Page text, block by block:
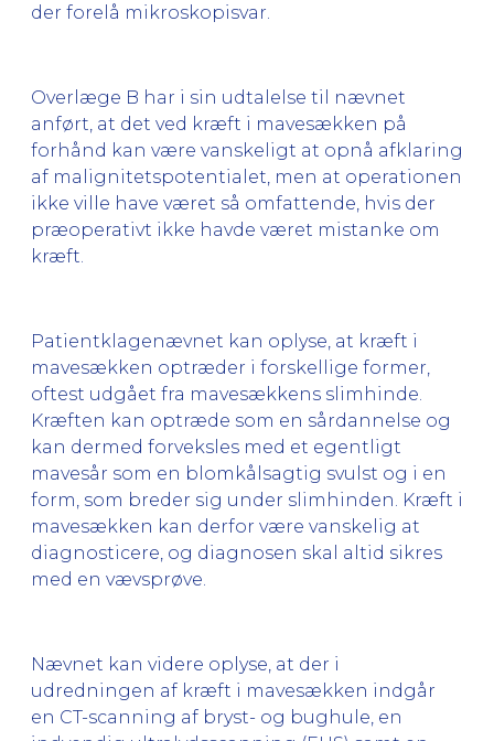
der forelå mikroskopisvar.
Overlæge B har i sin udtalelse til nævnet
anført, at det ved kræft i mavesækken på
forhånd kan være vanskeligt at opnå afklaring
af malignitetspotentialet, men at operationen
ikke ville have været så omfattende, hvis der
præoperativt ikke havde været mistanke om
kræft.
Patientklagenævnet kan oplyse, at kræft i
mavesækken optræder i forskellige former,
oftest udgået fra mavesækkens slimhinde.
Kræften kan optræde som en sårdannelse og
kan dermed forveksles med et egentligt
mavesår som en blomkålsagtig svulst og i en
form, som breder sig under slimhinden. Kræft i
mavesækken kan derfor være vanskelig at
diagnosticere, og diagnosen skal altid sikres
med en vævsprøve.
Nævnet kan videre oplyse, at der i
udredningen af kræft i mavesækken indgår
en CT-scanning af bryst- og bughule, en